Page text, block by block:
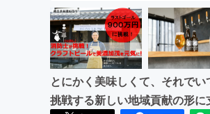
とにかく美味しくて、それで
挑戦する新しい地域貢献の形に